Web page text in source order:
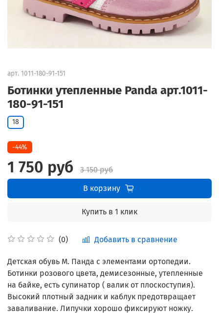
арт. 1011-180-91-151
Ботинки утепленные Panda арт.1011-
180-91-151
(0) Добавить в сравнение
18
-44%
1 750 руб
3 150 руб
В корзину
Купить в 1 клик
Детская обувь М. Панда с элементами ортопедии.
Ботинки розового цвета, демисезонные, утепленные
на байке, есть супинатор ( валик от плоскоступия).
Высокий плотный задник и каблук предотвращает
заваливание. Липучки хорошо фиксируют ножку.